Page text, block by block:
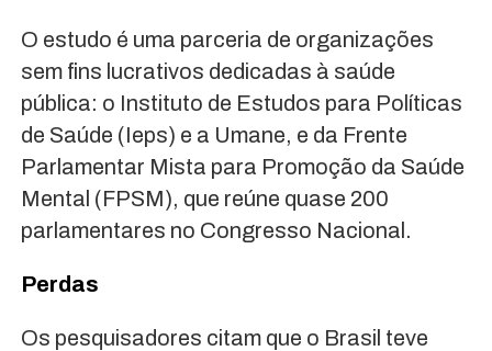
O estudo é uma parceria de organizações
sem fins lucrativos dedicadas à saúde
pública: o Instituto de Estudos para Políticas
de Saúde (Ieps) e a Umane, e da Frente
Parlamentar Mista para Promoção da Saúde
Mental (FPSM), que reúne quase 200
parlamentares no Congresso Nacional.
Perdas
Os pesquisadores citam que o Brasil teve